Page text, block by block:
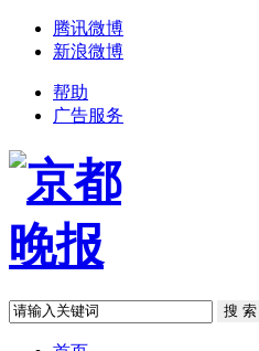
腾讯微博
新浪微博
帮助
广告服务